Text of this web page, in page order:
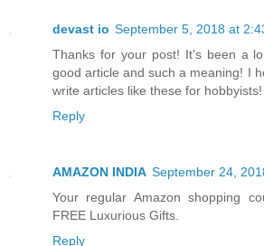
devast io September 5, 2018 at
Thanks for your post! It's been a
good article and such a meaning! I
write articles like these for hobbyists!
Reply
AMAZON INDIA September 24,
Your regular Amazon shopping
FREE Luxurious Gifts.
Reply